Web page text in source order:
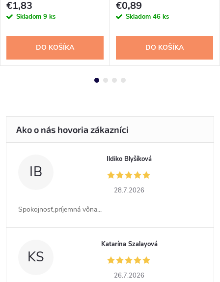
€1,83
Skladom 9 ks
DO KOŠÍKA
€0,89
Skladom 46 ks
DO KOŠÍKA
IB
Ildiko Blyšíková
28.7.2026
Spokojnosť,príjemná vôna...
KS
Katarína Szalayová
26.7.2026